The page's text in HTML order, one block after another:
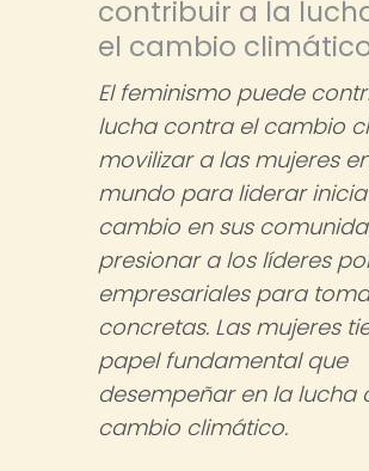
contribuir a la
el cambio
El feminismo puede
lucha contra el cambio
movilizar a las mujeres
mundo para liderar
cambio en sus
presionar a los líderes
empresariales para
concretas. Las mujeres
papel fundamental que
desempeñar en la lucha
cambio climático.